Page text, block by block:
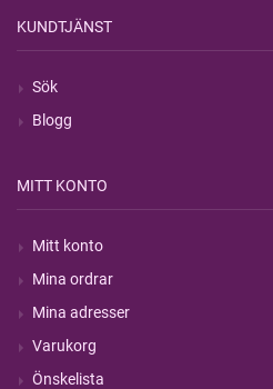
KUNDTJÄNST
Sök
Blogg
MITT KONTO
Mitt konto
Mina ordrar
Mina adresser
Varukorg
Önskelista